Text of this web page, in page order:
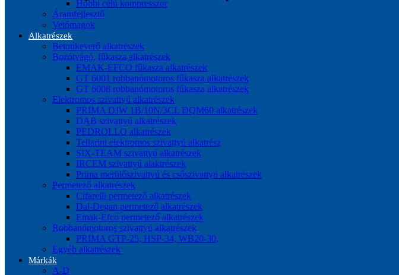
Hobbi célú kompresszor
Áramfejlesztő
Vetőmagok
Alkatrészek
Betonkeverő alkatrészek
Bozótvágó, fűkasza alkatrészek
EMAK-EFCO fűkasza alkatrészek
GT 6001 robbanómotoros fűkasza alkatrészek
GT 6008 robbanómotoros fűkasza alkatrészek
Elektromos szivattyú alkatrészek
PRIMA DJW 1B/10N/3CL DQM60 alkatrészek
DAB szivattyú alkatrészek
PEDROLLO alkatrészek
Tellarini elektromos szivattyú alkatrész
SIX-TEAM szivattyú alkatrészek
IRCEM szivattyú alaktrészek
Prima merülőszivattyú és csőszivattyú alkatrészek
Permetező alkatrészek
Cifarelli permetező alkatrészek
Dal-Degan permetező alkatrészek
Emak-Efco permetező alkatrészek
Robbanómotoros szivattyú alkatrészek
PRIMA GTP-25, HSP-34, WB20-30,
Egyéb alkatrészek
Márkák
A-D